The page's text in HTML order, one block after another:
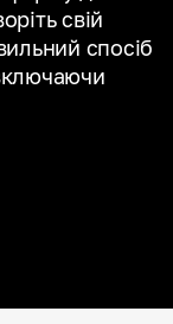
свій
спосіб